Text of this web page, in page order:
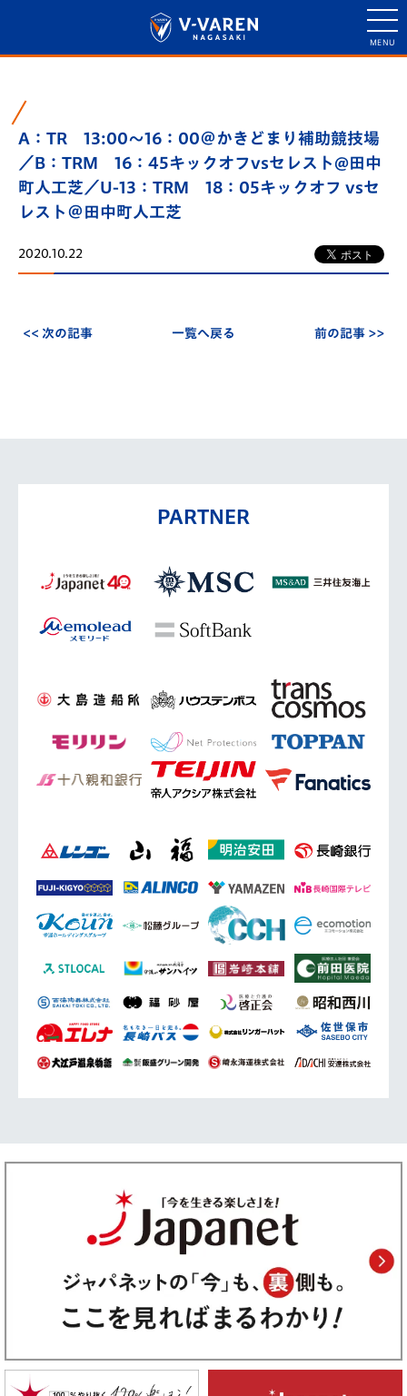
A：TR 13:00～16：00＠かきどまり補助競技場
／B：TRM 16：45キックオフvsセレスト@田中
町人工芝／U-13：TRM 18：05キックオフ vsセ
レスト＠田中町人工芝
2020.10.22
<< 次の記事 一覧へ戻る 前の記事 >>
PARTNER